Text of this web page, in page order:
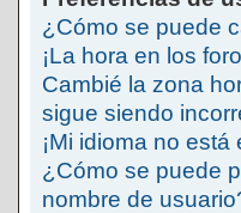
¿Cómo se puede
¡La hora en los
Cambié la zona
sigue siendo
¡Mi idioma no está
¿Cómo se puede
nombre de